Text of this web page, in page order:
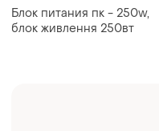
Блок питания пк - 250w,
блок живлення 250вт